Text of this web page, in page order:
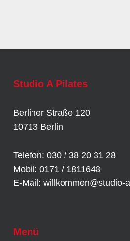
Studio A Pilates
Berliner Straße 120
10713 Berlin
Telefon: 030 / 38 20 31 28
Mobil: 0171 / 1811648
E-Mail: willkommen@studio-
Menü